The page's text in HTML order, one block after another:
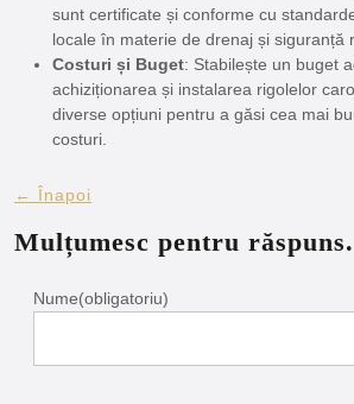
sunt certificate și conforme cu
locale în materie de drenaj și siguranță
Costuri și Buget: Stabilește un buget
achiziționarea și instalarea rigolelor
diverse opțiuni pentru a găsi cea mai
costuri.
← Înapoi
Mulțumesc pentru
Nume(obligatoriu)